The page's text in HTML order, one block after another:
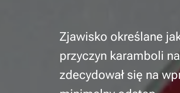
Zjawisko określane
przyczyn karamboli
zdecydował się na